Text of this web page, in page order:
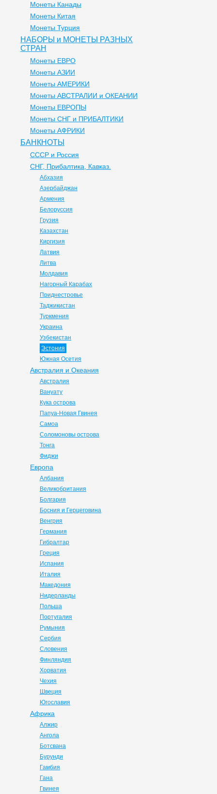
Монеты Канады
Монеты Китая
Монеты Турция
НАБОРЫ и МОНЕТЫ РАЗНЫХ
СТРАН
Монеты ЕВРО
Монеты АЗИИ
Монеты АМЕРИКИ
Монеты АВСТРАЛИИ и ОКЕАНИИ
Монеты ЕВРОПЫ
Монеты СНГ и ПРИБАЛТИКИ
Монеты АФРИКИ
БАНКНОТЫ
СССР и Россия
СНГ, Прибалтика, Кавказ.
Абхазия
Азербайджан
Армения
Белоруссия
Грузия
Казахстан
Киргизия
Латвия
Литва
Молдавия
Нагорный Карабах
Приднестровье
Таджикистан
Туркмения
Украина
Узбекистан
Эстония
Южная Осетия
Австралия и Океания
Австралия
Вануату
Кука острова
Папуа-Новая Гвинея
Самоа
Соломоновы острова
Тонга
Фиджи
Европа
Албания
Великобритания
Болгария
Босния и Герцеговина
Венгрия
Германия
Гибралтар
Греция
Испания
Италия
Македония
Нидерланды
Польша
Португалия
Румыния
Сербия
Словения
Финляндия
Хорватия
Чехия
Швеция
Югославия
Африка
Алжир
Ангола
Ботсвана
Бурунди
Гамбия
Гана
Гвинея